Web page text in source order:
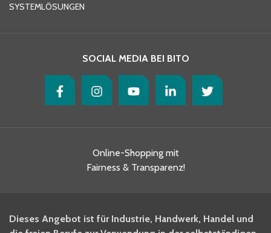
SYSTEMLÖSUNGEN
SOCIAL MEDIA BEI BITO
Online-Shopping mit
Fairness & Transparenz!
Dieses Angebot ist für Industrie, Handwerk, Handel und